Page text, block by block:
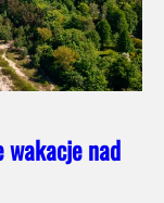
wakacje nad